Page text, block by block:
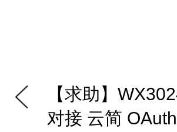
【求助】
对接 云简